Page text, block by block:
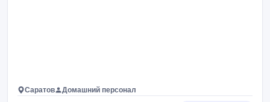
Саратов Домашний персонал